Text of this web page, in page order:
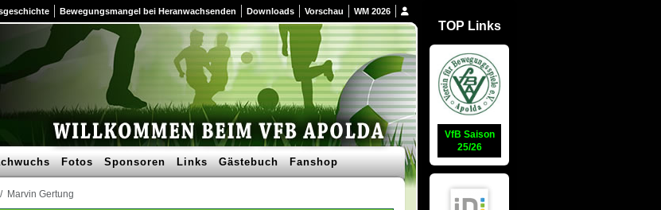
Bewegungsmangel bei Heranwachsenden Downloads Vorschau WM 2026
Fotos Sponsoren Links Gästebuch Fanshop
Marvin Gertung
TOP Links
VfB Saison
25/26